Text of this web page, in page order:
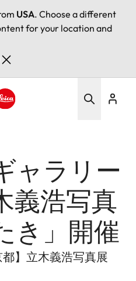
USA. Choose a different
for your location and
ャラリー
義浩写真
き」開催
都】立木義浩写真展